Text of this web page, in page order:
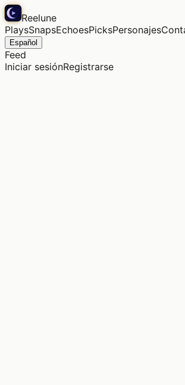
Reelune
PlaysSnapsEchoesPicksPersonajes
Español
Feed
Iniciar sesiónRegistrarse